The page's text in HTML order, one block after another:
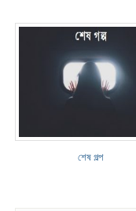
শেষ গল্প